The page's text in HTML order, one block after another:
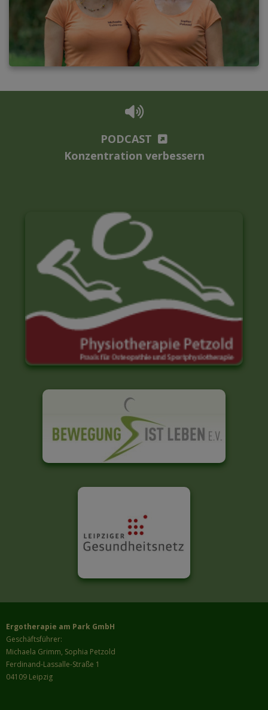
PODCAST
Konzentration verbessern
Ergotherapie am Park GmbH
Geschäftsführer:
Michaela Grimm, Sophia Petzold
Ferdinand-Lassalle-Straße 1
04109 Leipzig